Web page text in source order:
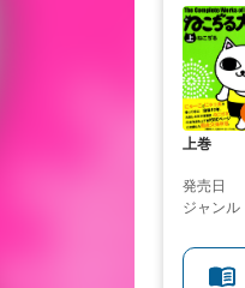
上巻
発売日
ジャンル